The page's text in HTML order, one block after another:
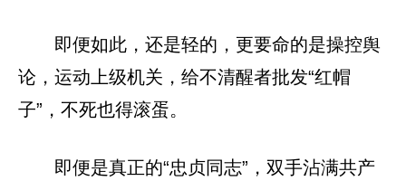
即便如此，还是轻的，更要命的是操控舆
论，运动上级机关，给不清醒者批发“红帽
子”，不死也得滚蛋。
即便是真正的“忠贞同志”，双手沾满共产